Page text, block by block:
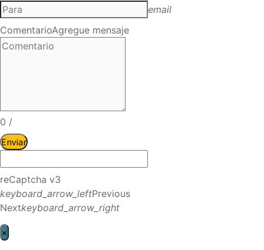
email
ComentarioAgregue mensaje
0 /
Enviar
reCaptcha v3
keyboard_arrow_leftPrevious
Nextkeyboard_arrow_right
×